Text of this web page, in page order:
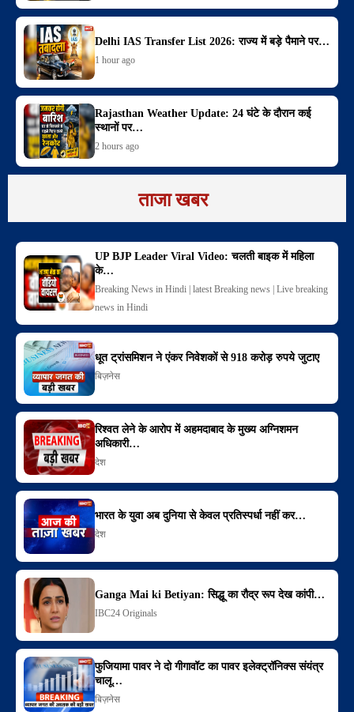
Delhi IAS Transfer List 2026: राज्य में बड़े पैमाने पर…
1 hour ago
Rajasthan Weather Update: 24 घंटे के दौरान कई
स्थानों पर…
2 hours ago
ताजा खबर
UP BJP Leader Viral Video: चलती बाइक में महिला
के…
Breaking News in Hindi | latest Breaking news | Live breaking
news in Hindi
धूत ट्रांसमिशन ने एंकर निवेशकों से 918 करोड़ रुपये जुटाए
बिज़नेस
रिश्वत लेने के आरोप में अहमदाबाद के मुख्य अग्निशमन
अधिकारी…
देश
भारत के युवा अब दुनिया से केवल प्रतिस्पर्धा नहीं कर…
देश
Ganga Mai ki Betiyan: सिद्धू का रौद्र रूप देख कांपी…
IBC24 Originals
फुजियामा पावर ने दो गीगावॉट का पावर इलेक्ट्रॉनिक्स संयंत्र
चालू…
बिज़नेस